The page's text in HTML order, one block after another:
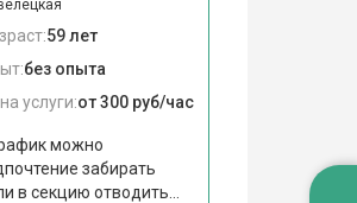
59 лет
без опыта
услуги:от 300 руб/час
можно
забирать
в секцию отводить...